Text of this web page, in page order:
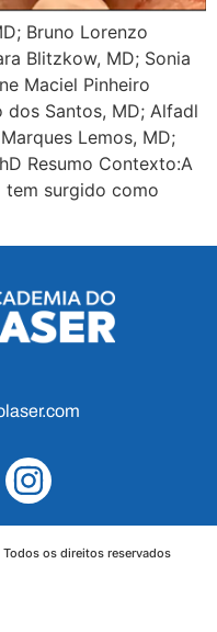
Bruno Lorenzo
Blitzkow, MD; Sonia
Maciel Pinheiro
dos Santos, MD; Alfadl
Lemos, MD;
Resumo Contexto:A
tem surgido como
os direitos reservados